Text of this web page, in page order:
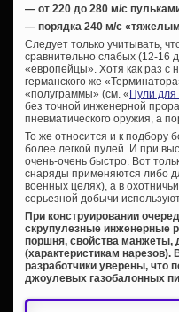
— от 220 до 280 м/с
— порядка 240 м/с
Следует только учитывать,
сравнительно слабых (12-16
«европейцы». Хотя как раз с
германского же
«полуграммы» (см. « Пули для
без точной инженерной
пневматического оружия, а
То же относится и к подбору
более легкой пулей. И при
очень-очень быстро. Вот
снаряды применяются либо
военных целях), а в
серьезной добычи
При конструировании
скрупулезные инженерные
поршня, свойства манжеты,
(характеристикам нарезов).
разработчики уверены, что
джоулевых газобалонных